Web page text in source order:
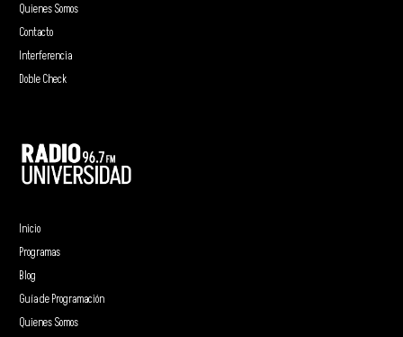
Quienes Somos
Contacto
Interferencia
Doble Check
Inicio
Programas
Blog
Guía de Programación
Quienes Somos